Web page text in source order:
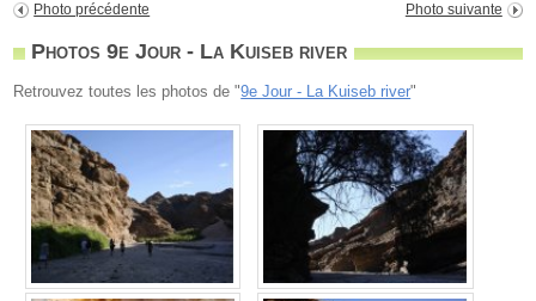
Photo précédente Photo suivante
Photos 9e Jour - La Kuiseb river
Retrouvez toutes les photos de "9e Jour - La Kuiseb river"